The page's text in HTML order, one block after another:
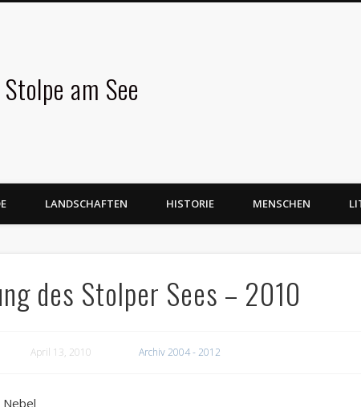
Stolpe am See
LANDSCHAFTEN HISTORIE MENSCHEN
des Stolper Sees – 2010
April 13, 2010 Archiv 2004 - 2012